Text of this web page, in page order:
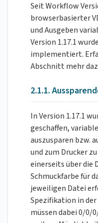
Seit Workflow
browserbasierter
und Ausgeben
Version 1.17.1
implementiert.
Abschnitt mehr
2.1.1.
In Version 1.17.1
geschaffen,
auszusparen bzw.
und zum Drucker
einerseits über die
Schmuckfarbe für
jeweiligen Datei
Spezifikation in der
müssen dabei 0/0/